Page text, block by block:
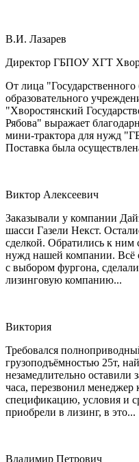
В.И. Лазарев
Директор ГБПОУ ХГТ
От лица
образовательного
"Хворостянский
Рябова" выражает
мини-трактора для нужд
Поставка была
Виктор Алексеевич
Заказывали у компании
шасси Газели Некст.
сделкой. Обратились к ним
нужд нашей компании. Всё
с выбором фургона,
лизинговую компанию...
Виктория
Требовался
грузоподъёмностью 25т,
незамедлительно оставили
часа, перезвонил
спецификацию, условия и
приобрели в лизинг, в это...
Владимир Петрович